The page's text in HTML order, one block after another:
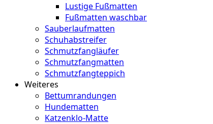
Lustige Fußmatten
Fußmatten waschbar
Sauberlaufmatten
Schuhabstreifer
Schmutzfangläufer
Schmutzfangmatten
Schmutzfangteppich
Weiteres
Bettumrandungen
Hundematten
Katzenklo-Matte